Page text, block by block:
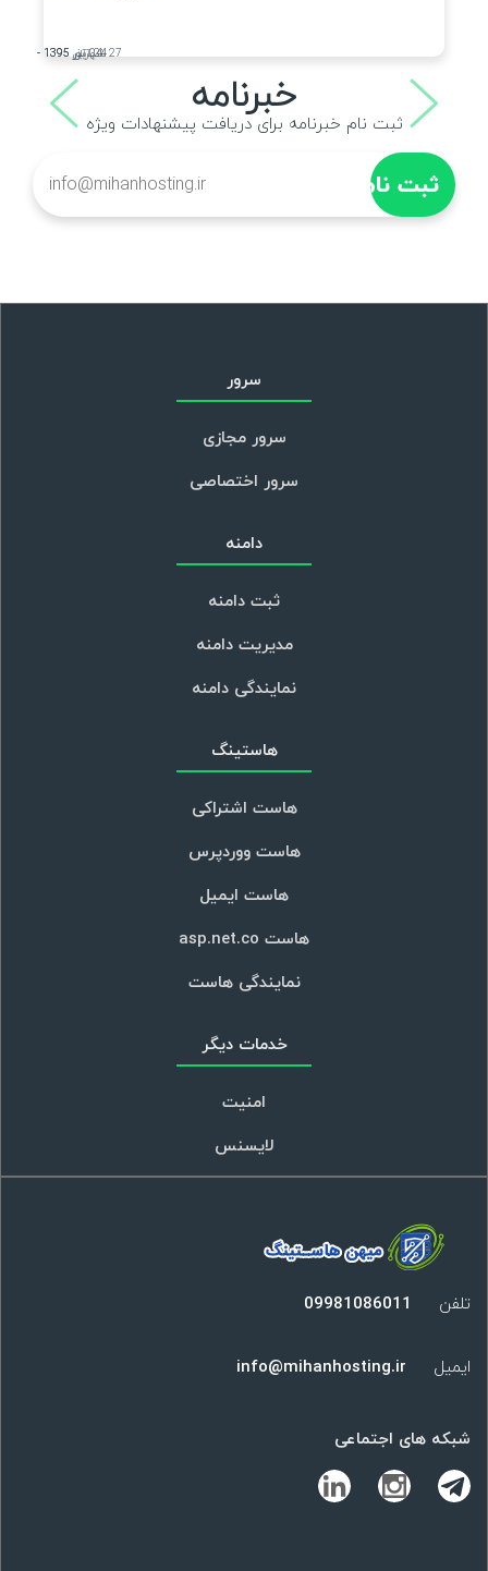
04 آذر 1395 - 07:0924 آبان 1395 - 08:3827 شهریور 1395 - 05:25
خبرنامه
ثبت نام خبرنامه برای دریافت پیشنهادات ویژه
سرور
سرور مجازی
سرور اختصاصی
دامنه
ثبت دامنه
مدیریت دامنه
نمایندگی دامنه
هاستینگ
هاست اشتراکی
هاست ووردپرس
هاست ایمیل
هاست asp.net.co
نمایندگی هاست
خدمات دیگر
امنیت
لایسنس
تلفن 09981086011
ایمیل info@mihanhosting.ir
شبکه های اجتماعی